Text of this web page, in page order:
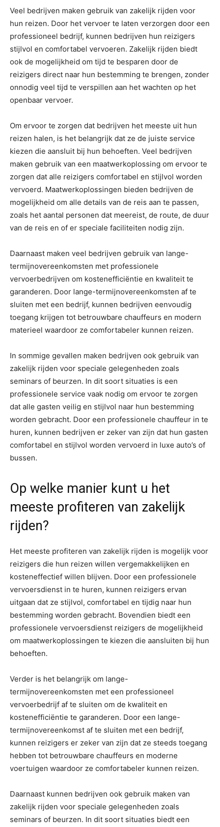
Veel bedrijven maken gebruik van zakelijk rijden voor
hun reizen. Door het vervoer te laten verzorgen door een
professioneel bedrijf, kunnen bedrijven hun reizigers
stijlvol en comfortabel vervoeren. Zakelijk rijden biedt
ook de mogelijkheid om tijd te besparen door de
reizigers direct naar hun bestemming te brengen, zonder
onnodig veel tijd te verspillen aan het wachten op het
openbaar vervoer.
Om ervoor te zorgen dat bedrijven het meeste uit hun
reizen halen, is het belangrijk dat ze de juiste service
kiezen die aansluit bij hun behoeften. Veel bedrijven
maken gebruik van een maatwerkoplossing om ervoor te
zorgen dat alle reizigers comfortabel en stijlvol worden
vervoerd. Maatwerkoplossingen bieden bedrijven de
mogelijkheid om alle details van de reis aan te passen,
zoals het aantal personen dat meereist, de route, de duur
van de reis en of er speciale faciliteiten nodig zijn.
Daarnaast maken veel bedrijven gebruik van lange-
termijnovereenkomsten met professionele
vervoerbedrijven om kostenefficiëntie en kwaliteit te
garanderen. Door lange-termijnovereenkomsten af te
sluiten met een bedrijf, kunnen bedrijven eenvoudig
toegang krijgen tot betrouwbare chauffeurs en modern
materieel waardoor ze comfortabeler kunnen reizen.
In sommige gevallen maken bedrijven ook gebruik van
zakelijk rijden voor speciale gelegenheden zoals
seminars of beurzen. In dit soort situaties is een
professionele service vaak nodig om ervoor te zorgen
dat alle gasten veilig en stijlvol naar hun bestemming
worden gebracht. Door een professionele chauffeur in te
huren, kunnen bedrijven er zeker van zijn dat hun gasten
comfortabel en stijlvol worden vervoerd in luxe auto’s of
bussen.
Op welke manier kunt u het
meeste profiteren van zakelijk
rijden?
Het meeste profiteren van zakelijk rijden is mogelijk voor
reizigers die hun reizen willen vergemakkelijken en
kosteneffectief willen blijven. Door een professionele
vervoersdienst in te huren, kunnen reizigers ervan
uitgaan dat ze stijlvol, comfortabel en tijdig naar hun
bestemming worden gebracht. Bovendien biedt een
professionele vervoersdienst reizigers de mogelijkheid
om maatwerkoplossingen te kiezen die aansluiten bij hun
behoeften.
Verder is het belangrijk om lange-
termijnovereenkomsten met een professioneel
vervoerbedrijf af te sluiten om de kwaliteit en
kostenefficiëntie te garanderen. Door een lange-
termijnovereenkomst af te sluiten met een bedrijf,
kunnen reizigers er zeker van zijn dat ze steeds toegang
hebben tot betrouwbare chauffeurs en moderne
voertuigen waardoor ze comfortabeler kunnen reizen.
Daarnaast kunnen bedrijven ook gebruik maken van
zakelijk rijden voor speciale gelegenheden zoals
seminars of beurzen. In dit soort situaties biedt een